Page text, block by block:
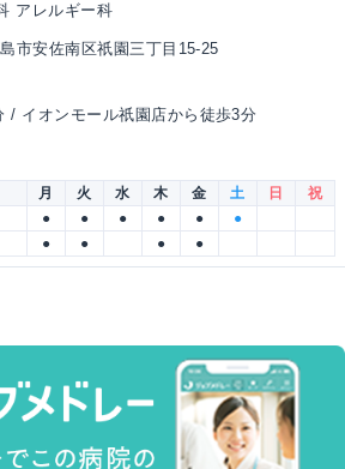
アレルギー科
市安佐南区祇園三丁目15-25
/ イオンモール祇園店から徒歩3分
月 火 水 木 金 土 日
祝
● ● ● ● ●
●
● ● ● ●